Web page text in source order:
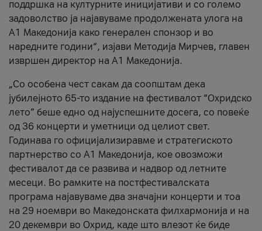
поддршка на културните иницијативи и со големо
задоволство ја најавуваме продолжената улога на
A1 Македонија како генерален спонзор и во
наредните години“, изјави Методија Мирчев, главен
извршен директор на A1 Македонија.
„Со особена чест сакам да соопштам дека
јубилејното 65-то издание на фестивалот “Охридско
лето” беше едно од најуспешните досега, со повеќе
од 36 концерти и уметници од целиот свет.
Годинава го официјализиравме и стратегиското
партнерство со А1 Македонија, кое овозможи
фестивалот да се развива и надвор од летните
месеци. Во рамките на постфестивалската
програма најавуваме два значајни концерти и тоа
на 29 ноември во Македонската филхармонија и на
20 декември во Охрид, каде што влезот ќе биде